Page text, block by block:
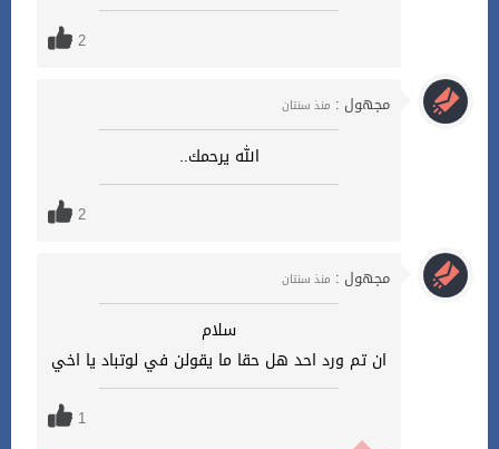
2
مجهول : منذ سنتان
الله يرحمك..
2
مجهول : منذ سنتان
سلام
ان تم ورد احد هل حقا ما يقولن في لوتباد يا اخي
1